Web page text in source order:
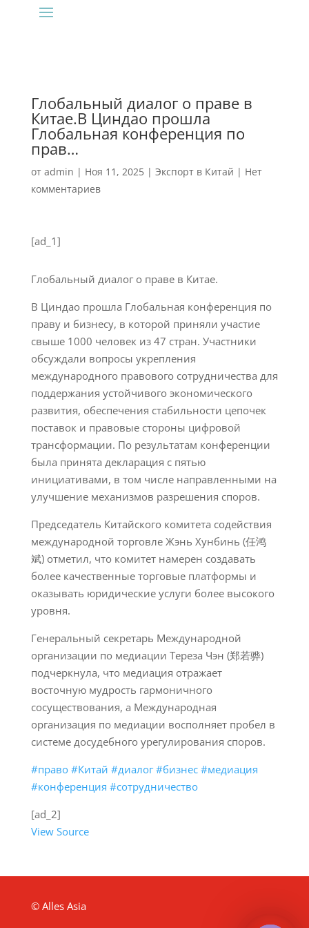
Глобальный диалог о праве в
Китае.В Циндао прошла
Глобальная конференция по
прав…
от admin | Ноя 11, 2025| Экспорт в Китай | Нет
комментариев
[ad_1]
Глобальный диалог о праве в Китае.
В Циндао прошла Глобальная конференция по
праву и бизнесу, в которой приняли участие
свыше 1000 человек из 47 стран. Участники
обсуждали вопросы укрепления
международного правового сотрудничества для
поддержания устойчивого экономического
развития, обеспечения стабильности цепочек
поставок и правовые стороны цифровой
трансформации. По результатам конференции
была принята декларация с пятью
инициативами, в том числе направленными на
улучшение механизмов разрешения споров.
Председатель Китайского комитета содействия
международной торговле Жэнь Хунбинь (任鸿
斌) отметил, что комитет намерен создавать
более качественные торговые платформы и
оказывать юридические услуги более высокого
уровня.
Генеральный секретарь Международной
организации по медиации Тереза Чэн (郑若骅)
подчеркнула, что медиация отражает
восточную мудрость гармоничного
сосуществования, а Международная
организация по медиации восполняет пробел в
системе досудебного урегулирования споров.
#право #Китай #диалог #бизнес #медиация
#конференция #сотрудничество
[ad_2]
View Source
© Alles Asia